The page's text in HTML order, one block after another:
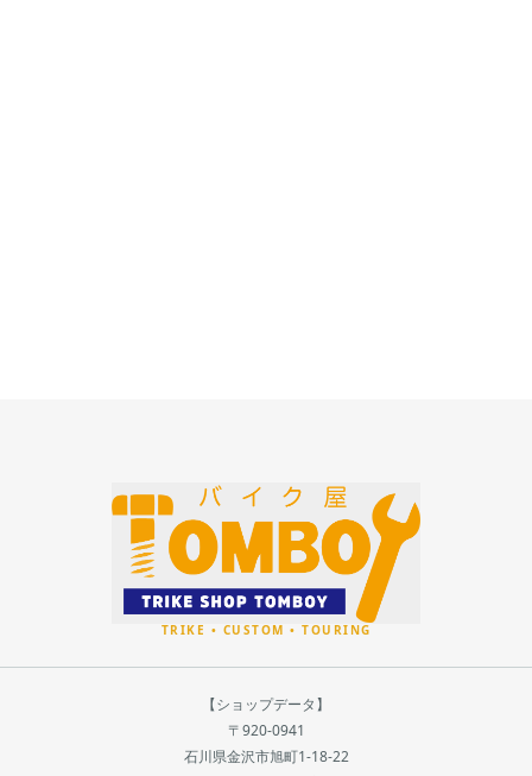
【ショップデータ】
〒920-0941
石川県金沢市旭町1-18-22